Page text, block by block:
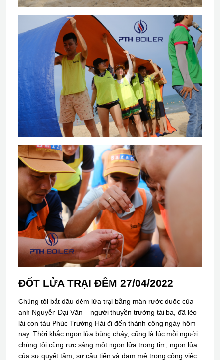
ĐỐT LỬA TRẠI ĐÊM 27/04/2022
Chúng tôi bắt đầu đêm lửa trại bằng màn rước đuốc của
anh Nguyễn Đại Văn – người thuyền trưởng tài ba, đã lèo
lái con tàu Phúc Trường Hải đi đến thành công ngày hôm
nay. Thời khắc ngọn lửa bùng cháy, cũng là lúc mỗi người
chúng tôi cũng rực sáng một ngọn lửa trong tim, ngọn lửa
của sự quyết tâm, sự cầu tiến và đam mê trong công việc.